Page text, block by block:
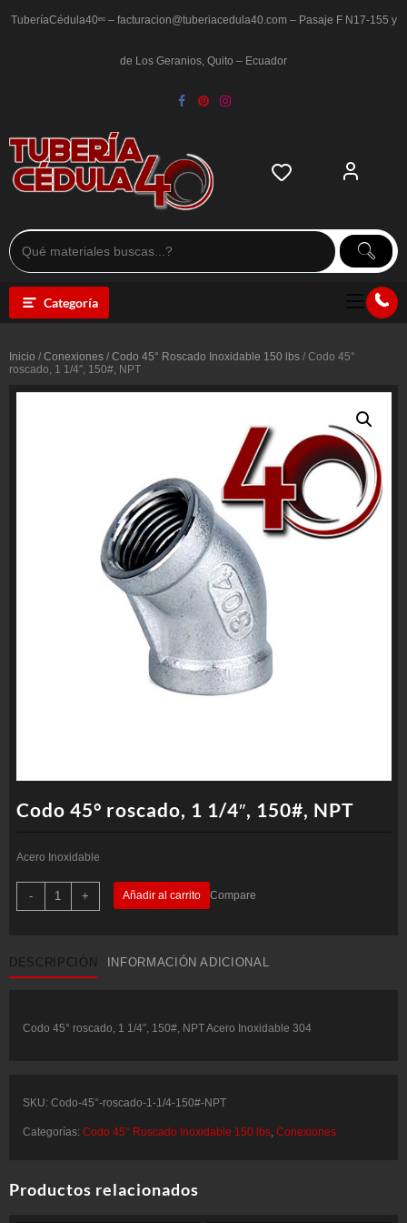
TuberíaCédula40ᵉᶜ – facturacion@tuberiacedula40.com – Pasaje F N17-155 y
de Los Geranios, Quito – Ecuador
Categoría
Inicio / Conexiones / Codo 45° Roscado Inoxidable 150 lbs / Codo 45°
roscado, 1 1/4″, 150#, NPT
Codo 45° roscado, 1 1/4″, 150#, NPT
Acero Inoxidable
-
Codo
45°
roscado,
NPT
cantidad
+ Añadir al carrito Compare
DESCRIPCIÓN INFORMACIÓN ADICIONAL
Codo 45° roscado, 1 1/4″, 150#, NPT Acero Inoxidable 304
SKU: Codo-45°-roscado-1-1/4-150#-NPT
Categorías: Codo 45° Roscado Inoxidable 150 lbs, Conexiones
Productos relacionados